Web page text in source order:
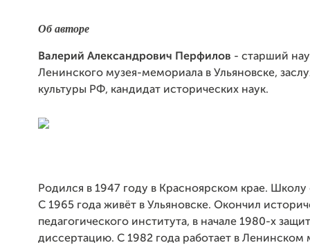
Об авторе
Валерий Александрович Перфилов - старший
Ленинского музея-мемориала в Ульяновске,
культуры РФ, кандидат исторических наук.
Родился в 1947 году в Красноярском крае.
С 1965 года живёт в Ульяновске. Окончил
педагогического института, в начале 1980-х
диссертацию. С 1982 года работает в Ленинском